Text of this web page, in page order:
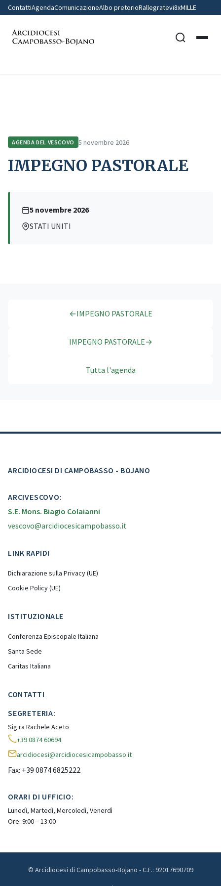
ContattiAgendaComunicazioneAlbo pretorioRallegratevi8xMILLE
AGENDA DEL VESCOVO 5 novembre 2026
IMPEGNO PASTORALE
5 novembre 2026
STATI UNITI
←IMPEGNO PASTORALE
IMPEGNO PASTORALE→
Tutta l'agenda
ARCIDIOCESI DI CAMPOBASSO - BOJANO
ARCIVESCOVO:
S.E. Mons. Biagio Colaianni
vescovo@arcidiocesicampobasso.it
LINK RAPIDI
Dichiarazione sulla Privacy (UE)
Cookie Policy (UE)
ISTITUZIONALE
Conferenza Episcopale Italiana
Santa Sede
Caritas Italiana
CONTATTI
SEGRETERIA:
Sig.ra Rachele Aceto
+39 0874 60694
arcidiocesi@arcidiocesicampobasso.it
Fax: +39 0874 6825222
ORARI DI UFFICIO:
Lunedì, Martedì, Mercoledì, Venerdì
Ore: 9:00 – 13:00
© Arcidiocesi di Campobasso-Bojano - C.F.: 92017690709